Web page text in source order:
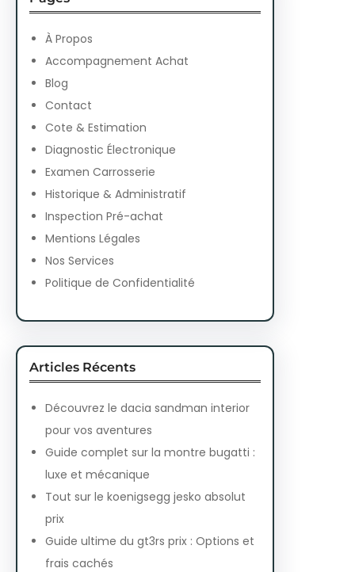
c
h À Propos
Accompagnement Achat
Blog
Contact
Cote & Estimation
Diagnostic Électronique
Examen Carrosserie
Historique & Administratif
Inspection Pré-achat
Mentions Légales
Nos Services
Politique de Confidentialité
Articles Récents
Découvrez le dacia sandman interior
pour vos aventures
Guide complet sur la montre bugatti :
luxe et mécanique
Tout sur le koenigsegg jesko absolut
prix
Guide ultime du gt3rs prix : Options et
frais cachés